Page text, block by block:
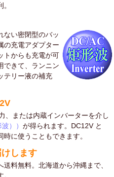
ない密閉型のバッ
の充電アダプター
トからも充電が可
できて、ランニン
テリー液の補充
、または内蔵インバーターを介し
波））が得られます。DC12V と
に使うこともできます。
します
料無料。北海道から沖縄まで、